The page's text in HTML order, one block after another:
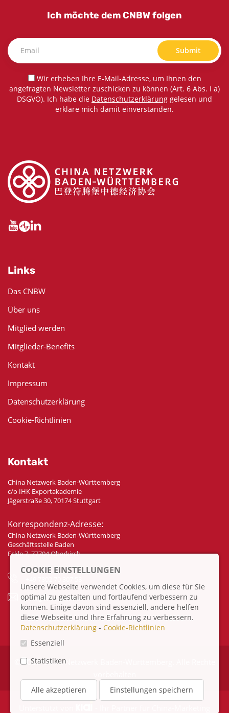
Ich möchte dem CNBW folgen
Submit
Wir erheben Ihre E-Mail-Adresse, um Ihnen den
angefragten Newsletter zuschicken zu können (Art. 6 Abs. I a)
DSGVO). Ich habe die Datenschutzerklärung gelesen und
erkläre mich damit einverstanden.
Links
Das CNBW
Über uns
Mitglied werden
Mitglieder-Benefits
Kontakt
Impressum
Datenschutzerklärung
Cookie-Richtlinien
Kontakt
China Netzwerk Baden-Württemberg
c/o IHK Exportakademie
Jägerstraße 30, 70174 Stuttgart
Korrespondenz-Adresse:
China Netzwerk Baden-Württemberg
Geschäftsstelle Baden
Eckle 7, 77704 Oberkirch
info@china-bw.net
© 2026 China Netzwerk Baden-Württemberg. Alle Rechte
COOKIE EINSTELLUNGEN
Unsere Webseite verwendet Cookies, um diese für Sie
optimal zu gestalten und fortlaufend verbessern zu
können. Einige davon sind essenziell, andere helfen
diese Webseite und Ihre Erfahrung zu verbessern.
Datenschutzerklärung - Cookie-Richtlinien
Essenziell
Statistiken
Alle akzeptieren Einstellungen speichern